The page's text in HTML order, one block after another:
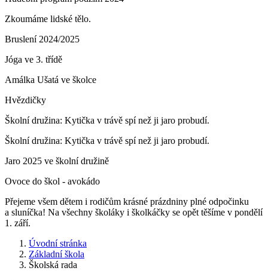
Zkoumáme lidské tělo.
Bruslení 2024/2025
Jóga ve 3. třídě
Amálka Ušatá ve školce
Hvězdičky
Školní družina: Kytička v trávě spí než ji jaro probudí.
Školní družina: Kytička v trávě spí než ji jaro probudí.
Jaro 2025 ve školní družině
Ovoce do škol - avokádo
Přejeme všem dětem i rodičům krásné prázdniny plné odpočinku
a sluníčka! Na všechny školáky i školkáčky se opět těšíme v pondělí
1. září.
Úvodní stránka
Základní škola
Školská rada